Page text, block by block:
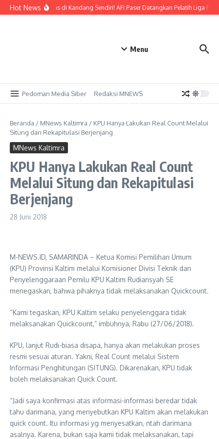
Lewati ke konten
Hot NewsBidik Emas di Kandang Sendiri! AFI Paser Datangkan Pelatih Liga
Menu
Pedoman Media Siber Redaksi MNEWS
Beranda / MNews Kaltimra / KPU Hanya Lakukan Real Count Melalui
Situng dan Rekapitulasi Berjenjang
MNews Kaltimra
KPU Hanya Lakukan Real Count
Melalui Situng dan Rekapitulasi
Berjenjang
28 Juni 2018
M-NEWS.ID, SAMARINDA – Ketua Komisi Pemilihan Umum
(KPU) Provinsi Kaltim melalui Komisioner Divisi Teknik dan
Penyelenggaraan Pemilu KPU Kaltim Rudiansyah SE
menegaskan, bahwa pihaknya tidak melaksanakan Quickcount.
“Kami tegaskan, KPU Kaltim selaku penyelenggara tidak
melaksanakan Quickcount,” imbuhnya, Rabu (27/06/2018).
KPU, lanjut Rudi-biasa disapa, hanya akan melakukan proses
resmi sesuai aturan. Yakni, Real Count melalui Sistem
Informasi Penghitungan (SITUNG). Dikarenakan, KPU tidak
boleh melaksanakan Quick Count.
“Jadi saya konfirmasi atas informasi-informasi beredar tidak
tahu darimana, yang menyebutkan KPU Kaltim akan melakukan
quick count. Itu informasi yg menyesatkan, ntah darimana
asalnya. Karena, bukan saja kami tidak melaksanakan, tapi